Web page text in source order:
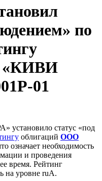
по
«КИВИ
01
установило статус «под
облигаций ООО
означает необходимость
и проведения
время. Рейтинг
на уровне ruA.